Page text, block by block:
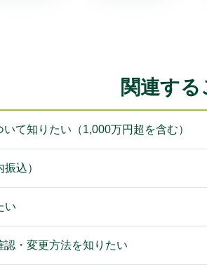
関連する
て知りたい（1,000万円超を含む）
込）
い
認・変更方法を知りたい